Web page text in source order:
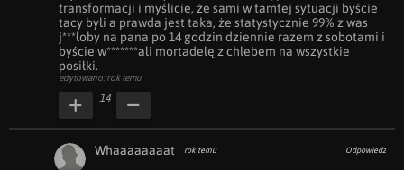
transformacji i myślicie, że sami w tamtej sytuacji byście
tacy byli a prawda jest taka, że statystycznie 99% z was
j***łoby na pana po 14 godzin dziennie razem z sobotami i
byście w*******ali mortadelę z chlebem na wszystkie
posiłki.
edytowano: rok temu
14
Whaaaaaaaat rok temu Odpowiedz